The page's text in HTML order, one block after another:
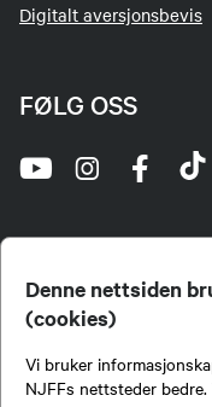
Denne nettsiden
(cookies)
Vi bruker
NJFFs nettsteder
Digitalt aversjonsbevis
FØLG OSS
jegere og sportsfiskere og et av de
fiske i Norge. Vi er en partipolitisk